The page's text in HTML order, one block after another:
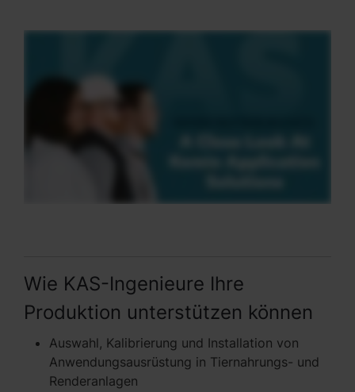
Wie KAS-Ingenieure Ihre
Produktion unterstützen können
Auswahl, Kalibrierung und Installation von
Anwendungsausrüstung in Tiernahrungs- und
Renderanlagen